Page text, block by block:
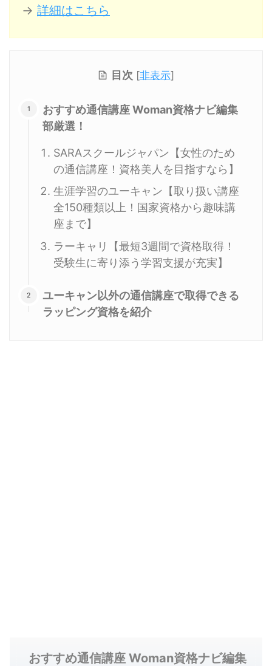
→ 詳細はこちら
目次 [非表示]
おすすめ通信講座 Woman資格ナビ編集
部厳選！
SARAスクールジャパン【女性のため
の通信講座！資格美人を目指すなら】
生涯学習のユーキャン【取り扱い講座
全150種類以上！国家資格から趣味講
座まで】
ラーキャリ【最短3週間で資格取得！
受験生に寄り添う学習支援が充実】
ユーキャン以外の通信講座で取得できる
ラッピング資格を紹介
おすすめ通信講座 Woman資格ナビ編集